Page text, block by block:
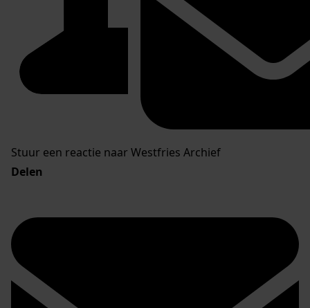
Stuur een reactie naar Westfries Archief
Delen